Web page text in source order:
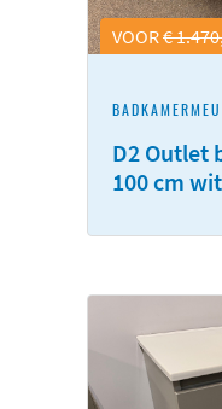
VOOR€
D2 Outlet
100 cm wit